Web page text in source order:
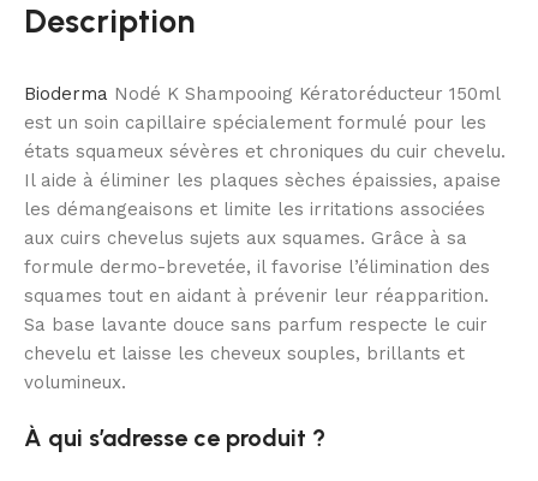
Description
Bioderma Nodé K Shampooing Kératoréducteur 150ml
est un soin capillaire spécialement formulé pour les
états squameux sévères et chroniques du cuir chevelu.
Il aide à éliminer les plaques sèches épaissies, apaise
les démangeaisons et limite les irritations associées
aux cuirs chevelus sujets aux squames. Grâce à sa
formule dermo-brevetée, il favorise l’élimination des
squames tout en aidant à prévenir leur réapparition.
Sa base lavante douce sans parfum respecte le cuir
chevelu et laisse les cheveux souples, brillants et
volumineux.
À qui s’adresse ce produit ?